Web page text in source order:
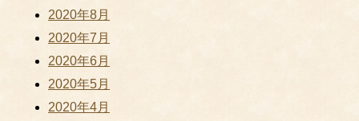
2020年8月
2020年7月
2020年6月
2020年5月
2020年4月